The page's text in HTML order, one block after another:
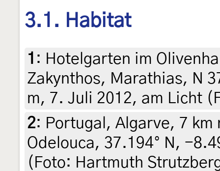
3.1. Habitat
1 : Hotelgarten im
Zakynthos, Marathias, N
m, 7. Juli 2012, am Licht
2: Portugal, Algarve, 7
Odelouca, 37.194° N, -
(Foto: Hartmuth